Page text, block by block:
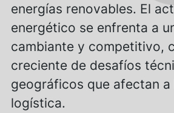
energías renovables. El
energético se enfrenta a
cambiante y competitivo,
creciente de desafíos
geográficos que afectan a
logística.